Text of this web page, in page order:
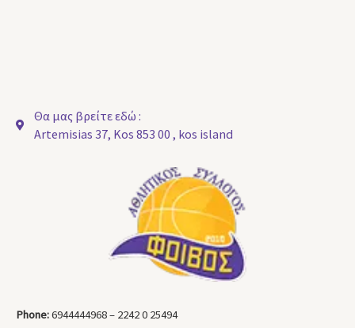
Θα μας βρείτε εδώ :
Artemisias 37, Kos 853 00 , kos island
Phone:6944444968 – 2242 0 25494